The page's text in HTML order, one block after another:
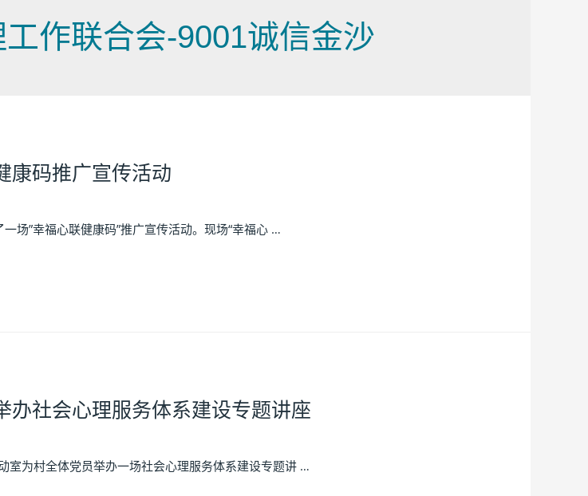
作联合会-9001诚信金沙
康码推广宣传活动
场”幸福心联健康码”推广宣传活动。现场“幸福心 …
办社会心理服务体系建设专题讲座
室为村全体党员举办一场社会心理服务体系建设专题讲 …